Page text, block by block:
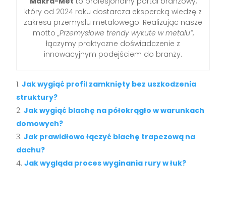
który od 2024 roku dostarcza ekspercką wiedzę z
zakresu przemysłu metalowego. Realizując nasze
motto „Przemysłowe trendy wykute w metalu”,
łączymy praktyczne doświadczenie z
innowacyjnym podejściem do branży.
Jak wygiąć profil zamknięty bez uszkodzenia
struktury?
Jak wygiąć blachę na półokrągło w warunkach
domowych?
Jak prawidłowo łączyć blachę trapezową na
dachu?
Jak wygląda proces wyginania rury w łuk?